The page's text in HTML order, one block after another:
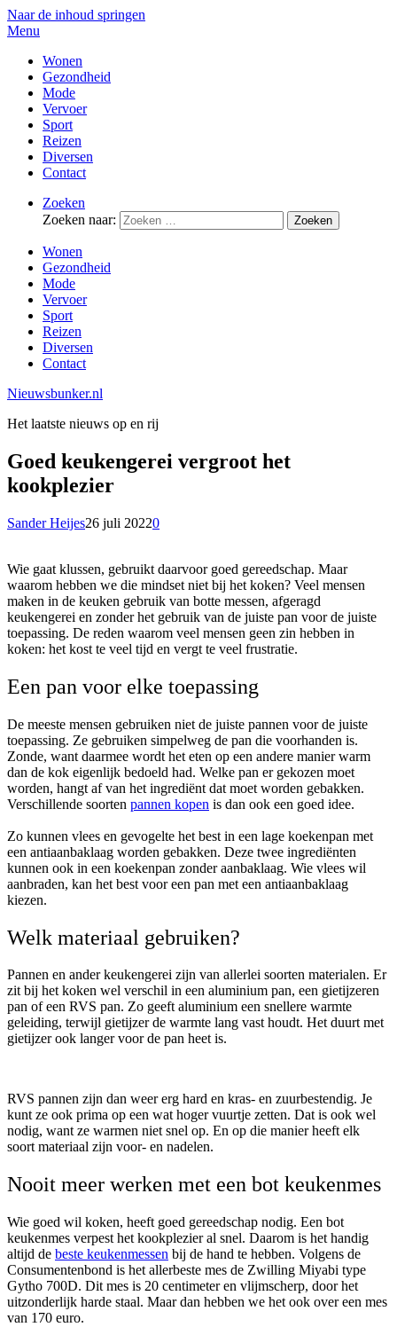
Naar de inhoud springen
Menu
Wonen
Gezondheid
Mode
Vervoer
Sport
Reizen
Diversen
Contact
Zoeken
Zoeken naar:
Wonen
Gezondheid
Mode
Vervoer
Sport
Reizen
Diversen
Contact
Nieuwsbunker.nl
Het laatste nieuws op en rij
Goed keukengerei vergroot het
kookplezier
Sander Heijes26 juli 20220
Wie gaat klussen, gebruikt daarvoor goed gereedschap. Maar
waarom hebben we die mindset niet bij het koken? Veel mensen
maken in de keuken gebruik van botte messen, afgeragd
keukengerei en zonder het gebruik van de juiste pan voor de juiste
toepassing. De reden waarom veel mensen geen zin hebben in
koken: het kost te veel tijd en vergt te veel frustratie.
Een pan voor elke toepassing
De meeste mensen gebruiken niet de juiste pannen voor de juiste
toepassing. Ze gebruiken simpelweg de pan die voorhanden is.
Zonde, want daarmee wordt het eten op een andere manier warm
dan de kok eigenlijk bedoeld had. Welke pan er gekozen moet
worden, hangt af van het ingrediënt dat moet worden gebakken.
Verschillende soorten pannen kopen is dan ook een goed idee.
Zo kunnen vlees en gevogelte het best in een lage koekenpan met
een antiaanbaklaag worden gebakken. Deze twee ingrediënten
kunnen ook in een koekenpan zonder aanbaklaag. Wie vlees wil
aanbraden, kan het best voor een pan met een antiaanbaklaag
kiezen.
Welk materiaal gebruiken?
Pannen en ander keukengerei zijn van allerlei soorten materialen. Er
zit bij het koken wel verschil in een aluminium pan, een gietijzeren
pan of een RVS pan. Zo geeft aluminium een snellere warmte
geleiding, terwijl gietijzer de warmte lang vast houdt. Het duurt met
gietijzer ook langer voor de pan heet is.
RVS pannen zijn dan weer erg hard en kras- en zuurbestendig. Je
kunt ze ook prima op een wat hoger vuurtje zetten. Dat is ook wel
nodig, want ze warmen niet snel op. En op die manier heeft elk
soort materiaal zijn voor- en nadelen.
Nooit meer werken met een bot keukenmes
Wie goed wil koken, heeft goed gereedschap nodig. Een bot
keukenmes verpest het kookplezier al snel. Daarom is het handig
altijd de beste keukenmessen bij de hand te hebben. Volgens de
Consumentenbond is het allerbeste mes de Zwilling Miyabi type
Gytho 700D. Dit mes is 20 centimeter en vlijmscherp, door het
uitzonderlijk harde staal. Maar dan hebben we het ook over een mes
van 170 euro.